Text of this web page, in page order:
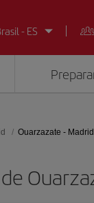
- ES
Ouarzazate - Madrid